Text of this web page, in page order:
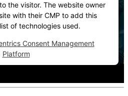
the visitor. The website owner
with their CMP to add this
of technologies used.
Consent Management
Platform